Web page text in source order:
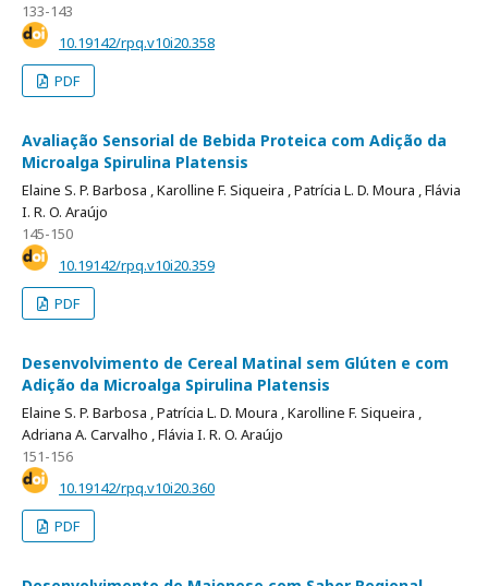
133-143
10.19142/rpq.v10i20.358
PDF
Avaliação Sensorial de Bebida Proteica com Adição da
Microalga Spirulina Platensis
Elaine S. P. Barbosa ,Karolline F. Siqueira ,Patrícia L. D. Moura ,Flávia
I. R. O. Araújo
145-150
10.19142/rpq.v10i20.359
PDF
Desenvolvimento de Cereal Matinal sem Glúten e com
Adição da Microalga Spirulina Platensis
Elaine S. P. Barbosa ,Patrícia L. D. Moura ,Karolline F. Siqueira ,
Adriana A. Carvalho ,Flávia I. R. O. Araújo
151-156
10.19142/rpq.v10i20.360
PDF